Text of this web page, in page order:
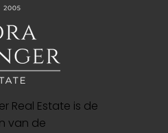
Real Estate is de
van de